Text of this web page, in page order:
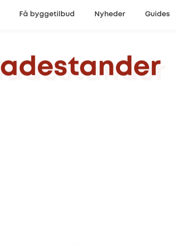
Få byggetilbud Nyheder Guides
ladestander